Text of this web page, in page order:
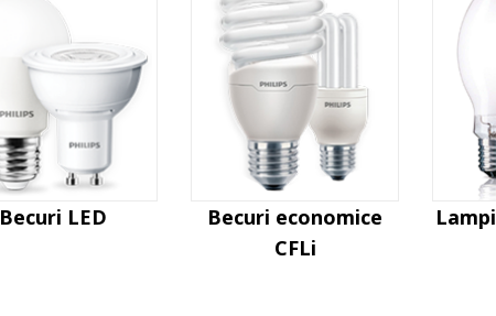
Becuri LED
Becuri economice
CFLi